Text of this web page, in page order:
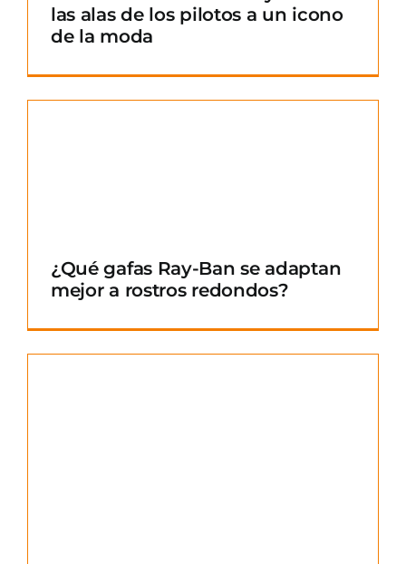
las alas de los pilotos a un icono
de la moda
¿Qué gafas Ray-Ban se adaptan
mejor a rostros redondos?